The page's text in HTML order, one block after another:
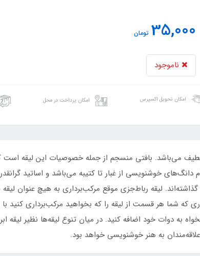
35,000 تومان
ناموجود
امکان تحویل اکسپرس امکان پرداخت در محل
لطیف می‌باشد. بافتی منسجم از جمله خصوصیات این لیقه
خوشنویسی از غبار تا کتیبه می‌باشد و اساتید
لیقه رباط‌جزی موقع مرکب‌برداری به هیچ عنوان
شما هر قسمت از لیقه را که بخواهید مرکب‌برداری کنید
به دوات خود اضافه کنید. در میان تنوع لیقه‌ها نظیر
به هنر خوشنویسی خواهد بود.